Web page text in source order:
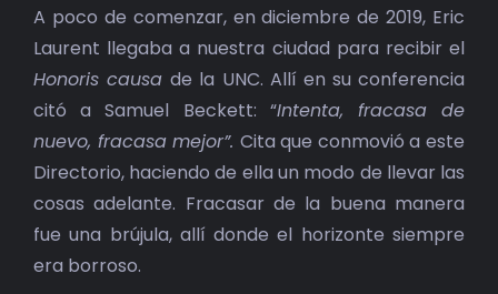
A poco de comenzar, en diciembre de 2019, Eric
Laurent llegaba a nuestra ciudad para recibir el
Honoris causade la UNC. Allí en su conferencia
citó a Samuel Beckett: “Intenta, fracasa de
nuevo, fracasa mejor”. Cita que conmovió a este
Directorio, haciendo de ella un modo de llevar las
cosas adelante. Fracasar de la buena manera
fue una brújula, allí donde el horizonte siempre
era borroso.